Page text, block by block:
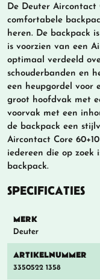
De Deuter Aircontact
comfortabele
heren. De backpack
is voorzien van een
optimaal verdeeld
schouderbanden en
een heupgordel voor
groot hoofdvak met
voorvak met een
de backpack een
Aircontact Core
iedereen die op zoek
backpack.
SPECIFICATIES
MERK
Deuter
ARTIKELNUMMER
3350522 1358